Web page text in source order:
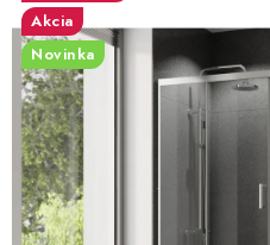
KÚPEĽŇOVÝ NÁBYTOK
DOPLNKY
SANITA
VÝPREDAJ
Akcia
Novinka